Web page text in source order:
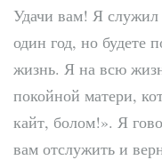
Удачи вам! Я служил
один год, но будете
жизнь. Я на всю
покойной матери,
кайт, болом!». Я
вам отслужить и